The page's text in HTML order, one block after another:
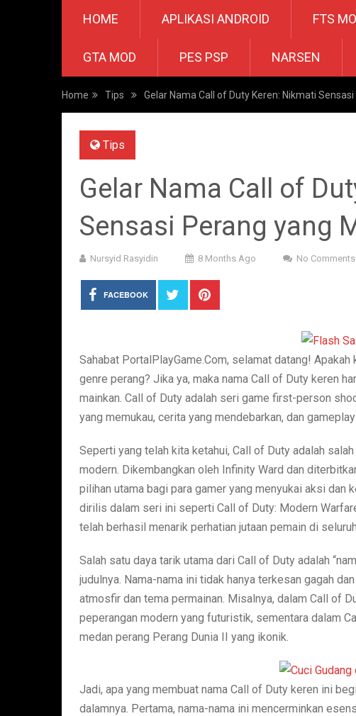
HOME APLIKASI ANDROID FTS
GTA MOD PES PSP NARSEN
Home Tips Gelar Nama Call of Duty Keren: Nikmati
Tips
Gelar Nama Call of
Sensasi Perang yang
Nursyid Rasyidin 8 Months Ago No Comments
FACEBOOK
Sahabat PortalPlayGame.Com, selamat datang!
genre perang? Jika ya, maka nama Call of Duty keren
mainkan. Call of Duty adalah seri game first-person
yang memukau, cerita yang mendebarkan, dan
Seperti yang telah kita ketahui, Call of Duty adalah
modern. Dikembangkan oleh Infinity Ward dan
pilihan utama bagi para gamer yang menyukai aksi dan
dirilis dalam seri ini seperti Call of Duty: Modern
telah berhasil menarik perhatian jutaan pemain di
Salah satu daya tarik utama dari Call of Duty adalah
judulnya. Nama-nama ini tidak hanya terkesan gagah
atmosfir dan tema permainan. Misalnya, dalam Call of
peperangan modern yang futuristik, sementara dalam
medan perang Perang Dunia II yang ikonik.
Jadi, apa yang membuat nama Call of Duty keren ini
dalamnya. Pertama, nama-nama ini mencerminkan